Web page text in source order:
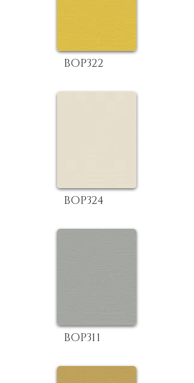
BOP322
BOP324
BOP311